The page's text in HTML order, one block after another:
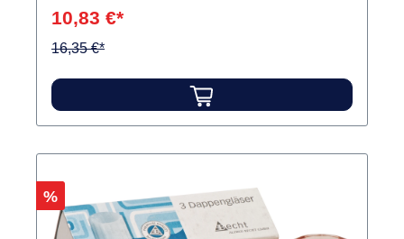
10,83 €*
16,35 €*
Rabatt
%